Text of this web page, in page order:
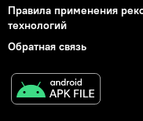
Правила применения
технологий
Обратная связь